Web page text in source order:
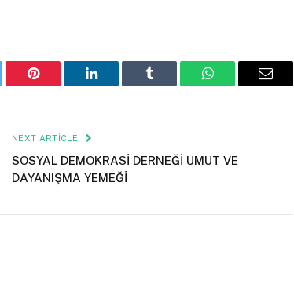
Pinterest LinkedIn Tumblr WhatsAppEmail
NEXT ARTICLE
SOSYAL DEMOKRASİ DERNEĞİ UMUT VE
DAYANIŞMA YEMEĞİ